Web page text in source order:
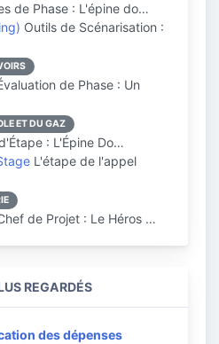
de Phase : L'épine do…
Outils de Scénarisation :
de Phase : Un
ET DU GAZ
: L'Épine Do…
L'étape de l'appel
de Projet : Le Héros …
REGARDÉS
des dépenses